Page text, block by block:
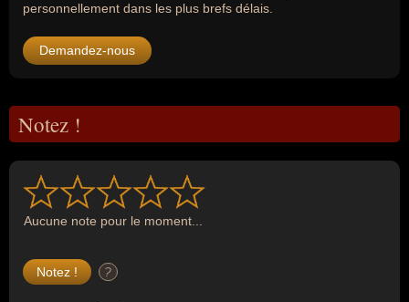
personnellement dans les plus brefs délais.
Demandez-nous
Notez !
Aucune note pour le moment...
?